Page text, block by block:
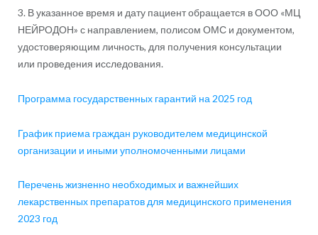
3. В указанное время и дату пациент обращается в ООО «МЦ
НЕЙРОДОН» с направлением, полисом ОМС и документом,
удостоверяющим личность, для получения консультации
или проведения исследования.
Программа государственных гарантий на 2025 год
График приема граждан руководителем медицинской
организации и иными уполномоченными лицами
Перечень жизненно необходимых и важнейших
лекарственных препаратов для медицинского применения
2023 год